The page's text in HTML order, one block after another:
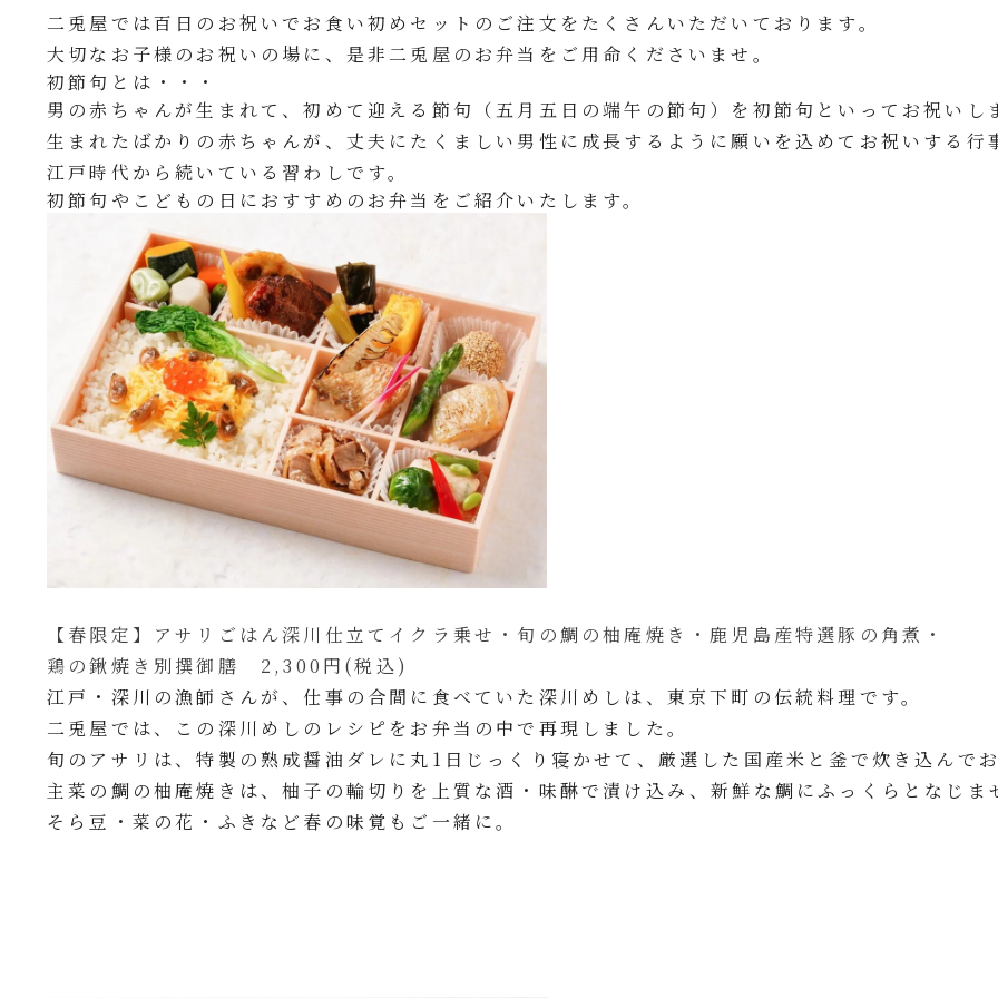
二兎屋では百日のお祝いでお食い初めセットのご注文をたくさんいただいております。
大切なお子様のお祝いの場に、是非二兎屋のお弁当をご用命くださいませ。
初節句とは・・・
男の赤ちゃんが生まれて、初めて迎える節句（五月五日の端午の節句）を初節句といってお祝いし
生まれたばかりの赤ちゃんが、丈夫にたくましい男性に成長するように願いを込めてお祝いする行
江戸時代から続いている習わしです。
初節句やこどもの日におすすめのお弁当をご紹介いたします。
【春限定】アサリごはん深川仕立てイクラ乗せ・旬の鯛の柚庵焼き・鹿児島産特選豚の角煮・
鶏の鍬焼き別撰御膳 2,300円(税込)
江戸・深川の漁師さんが、仕事の合間に食べていた深川めしは、東京下町の伝統料理です。
二兎屋では、この深川めしのレシピをお弁当の中で再現しました。
旬のアサリは、特製の熟成醤油ダレに丸1日じっくり寝かせて、厳選した国産米と釜で炊き込んでお
主菜の鯛の柚庵焼きは、柚子の輪切りを上質な酒・味醂で漬け込み、新鮮な鯛にふっくらとなじま
そら豆・菜の花・ふきなど春の味覚もご一緒に。